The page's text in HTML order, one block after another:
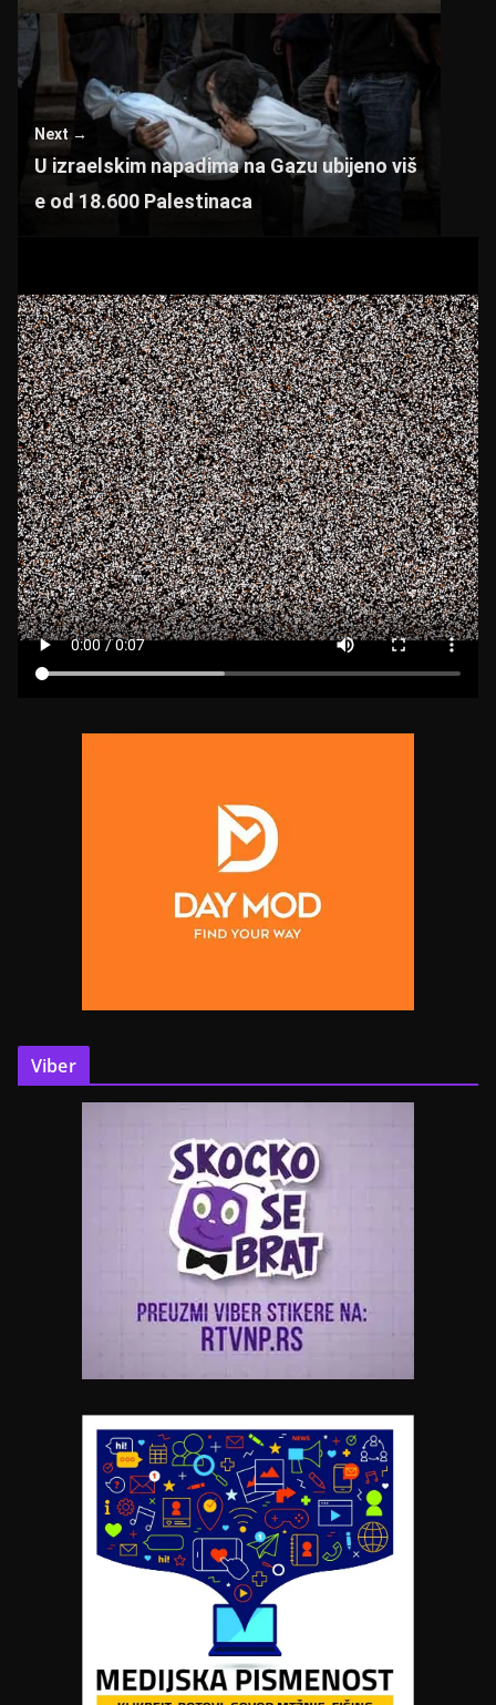
Next →
U izraelskim napadima na Gazu ubijeno viš
e od 18.600 Palestinaca
Viber